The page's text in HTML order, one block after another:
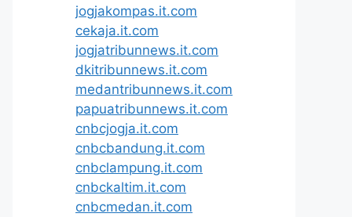
jogjakompas.it.com
cekaja.it.com
jogjatribunnews.it.com
dkitribunnews.it.com
medantribunnews.it.com
papuatribunnews.it.com
cnbcjogja.it.com
cnbcbandung.it.com
cnbclampung.it.com
cnbckaltim.it.com
cnbcmedan.it.com